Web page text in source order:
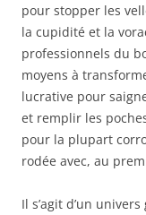
pour stopper les
la cupidité et la
professionnels du
moyens à
lucrative pour
et remplir les
pour la plupart
rodée avec, au
Il s’agit d’un